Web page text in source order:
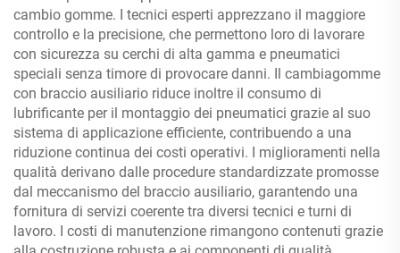
cambio gomme. I tecnici esperti apprezzano il maggiore
controllo e la precisione, che permettono loro di lavorare
con sicurezza su cerchi di alta gamma e pneumatici
speciali senza timore di provocare danni. Il cambiagomme
con braccio ausiliario riduce inoltre il consumo di
lubrificante per il montaggio dei pneumatici grazie al suo
sistema di applicazione efficiente, contribuendo a una
riduzione continua dei costi operativi. I miglioramenti nella
qualità derivano dalle procedure standardizzate promosse
dal meccanismo del braccio ausiliario, garantendo una
fornitura di servizi coerente tra diversi tecnici e turni di
lavoro. I costi di manutenzione rimangono contenuti grazie